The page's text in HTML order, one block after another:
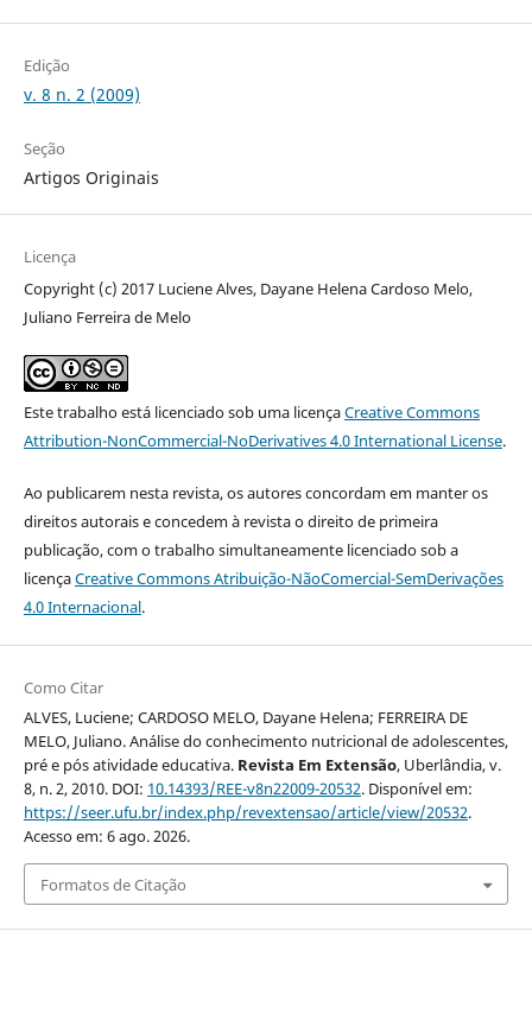
Edição
v. 8 n. 2 (2009)
Seção
Artigos Originais
Licença
Copyright (c) 2017 Luciene Alves, Dayane Helena Cardoso Melo,
Juliano Ferreira de Melo
Este trabalho está licenciado sob uma licençaCreative Commons
Attribution-NonCommercial-NoDerivatives 4.0 International License.
Ao publicarem nesta revista, os autores concordam em manter os
direitos autorais e concedem à revista o direito de primeira
publicação, com o trabalho simultaneamente licenciado sob a
licençaCreative Commons Atribuição-NãoComercial-SemDerivações
4.0 Internacional.
Como Citar
ALVES, Luciene; CARDOSO MELO, Dayane Helena; FERREIRA DE
MELO, Juliano. Análise do conhecimento nutricional de adolescentes,
pré e pós atividade educativa. Revista Em Extensão, Uberlândia, v.
8, n. 2, 2010. DOI: 10.14393/REE-v8n22009-20532. Disponível em:
https://seer.ufu.br/index.php/revextensao/article/view/20532.
Acesso em: 6 ago. 2026.
Formatos de Citação